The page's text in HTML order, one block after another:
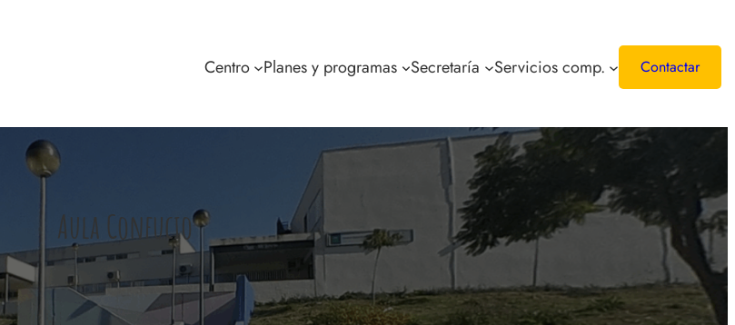
Centro Planes y programas Secretaría Servicios comp. Contactar
Aula Confucio